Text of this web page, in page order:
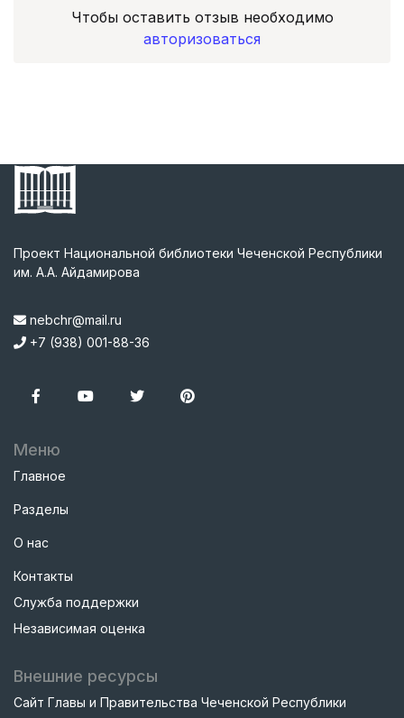
Чтобы оставить отзыв необходимо
авторизоваться
Проект Национальной библиотеки Чеченской Республики
им. А.А. Айдамирова
nebchr@mail.ru
+7 (938) 001-88-36
Меню
Главное
Разделы
О нас
Контакты
Служба поддержки
Независимая оценка
Внешние ресурсы
Сайт Главы и Правительства Чеченской Республики